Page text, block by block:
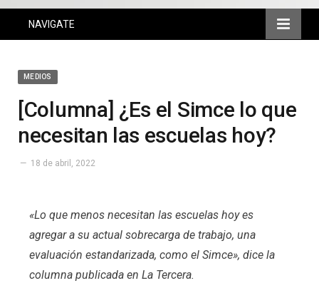
NAVIGATE
MEDIOS
[Columna] ¿Es el Simce lo que
necesitan las escuelas hoy?
18 de abril, 2022
«Lo que menos necesitan las escuelas hoy es
agregar a su actual sobrecarga de trabajo, una
evaluación estandarizada, como el Simce», dice la
columna publicada en La Tercera.